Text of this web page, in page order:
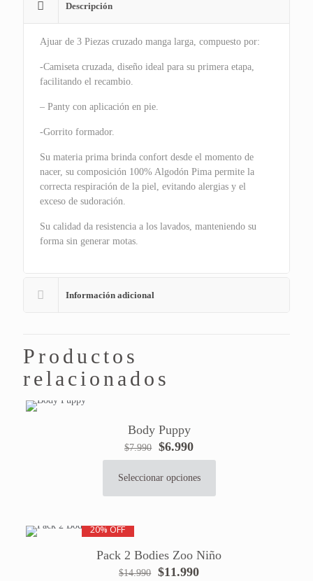
Descripción
Ajuar de 3 Piezas cruzado manga larga, compuesto por:
-Camiseta cruzada, diseño ideal para su primera etapa,
facilitando el recambio.
– Panty con aplicación en pie.
-Gorrito formador.
Su materia prima brinda confort desde el momento de
nacer, su composición 100% Algodón Pima permite la
correcta respiración de la piel, evitando alergias y el
exceso de sudoración.
Su calidad da resistencia a los lavados, manteniendo su
forma sin generar motas.
Información adicional
Productos
relacionados
Body Puppy
$7.990
El
precio
original
$6.990El
precio
actual
Seleccionar opciones
producto
múltiples
Las
opciones
20% OFF
Pack 2 Bodies Zoo Niño
$14.990
El
$11.990El